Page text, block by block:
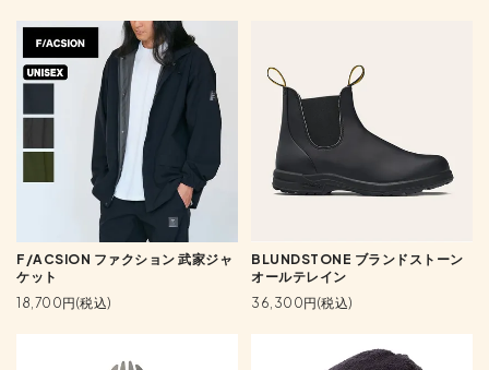
F/ACSION ファクション 武家ジャ
ケット
18,700円(税込)
BLUNDSTONE ブランドストーン
オールテレイン
36,300円(税込)